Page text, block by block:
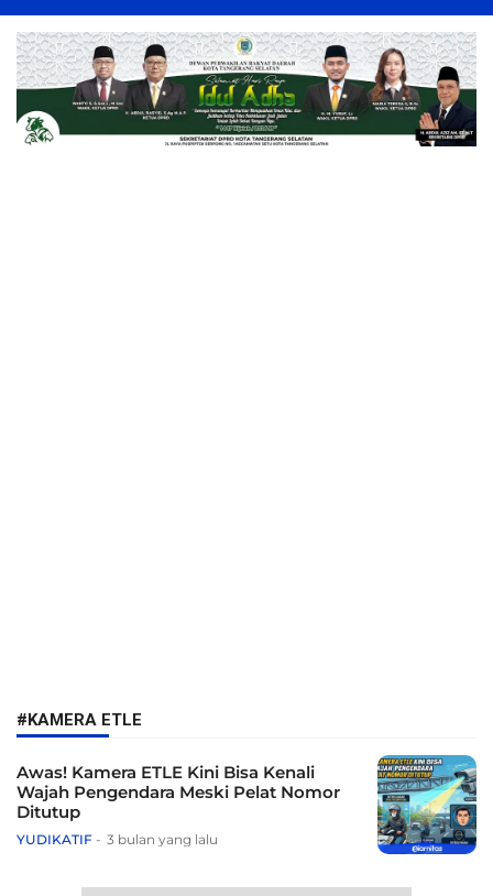
#KAMERA ETLE
Awas! Kamera ETLE Kini Bisa Kenali
Wajah Pengendara Meski Pelat Nomor
Ditutup
YUDIKATIF 3 bulan yang lalu